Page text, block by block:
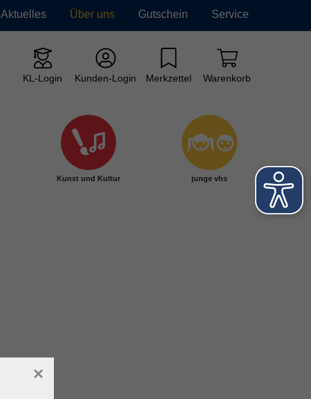
Aktuelles Über uns Gutschein Service
KL-Login Kunden-Login Merkzettel Warenkorb
Kunst und Kultur junge vhs
×